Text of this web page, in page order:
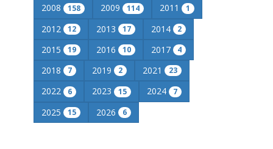
2008 158 2009 114 2011 1
2012 12 2013 17 2014 2
2015 19 2016 10 2017 4
2018 7 2019 2 2021 23
2022 6 2023 15 2024 7
2025 15 2026 6